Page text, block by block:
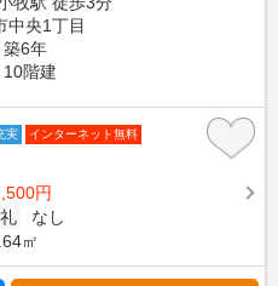
中央1丁目
築6年
10階建
実 インターネット無料
円
礼
なし
㎡